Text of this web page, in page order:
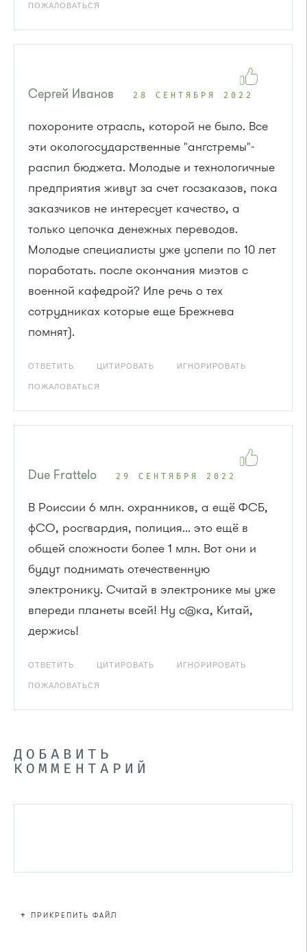
ПОЖАЛОВАТЬСЯ
Сергей Иванов 28 СЕНТЯБРЯ 2022
похороните отрасль, которой не было. Все
эти окологосударственные "ангстремы"-
распил бюджета. Молодые и технологичные
предприятия живут за счет госзаказов, пока
заказчиков не интересует качество, а
только цепочка денежных переводов.
Молодые специалисты уже успели по 10 лет
поработать. после окончания миэтов с
военной кафедрой? Иле речь о тех
сотрудниках которые еще Брежнева
помнят).
ОТВЕТИТЬ ЦИТИРОВАТЬ ИГНОРИРОВАТЬ
ПОЖАЛОВАТЬСЯ
Due Frattelo 29 СЕНТЯБРЯ 2022
В Роиссии 6 млн. охранников, а ещё ФСБ,
фСО, росгвардия, полиция... это ещё в
общей сложности более 1 млн. Вот они и
будут поднимать отечественную
электронику. Считай в электронике мы уже
впереди планеты всей! Ну с@ка, Китай,
держись!
ОТВЕТИТЬ ЦИТИРОВАТЬ ИГНОРИРОВАТЬ
ПОЖАЛОВАТЬСЯ
ДОБАВИТЬ
КОММЕНТАРИЙ
+ ПРИКРЕПИТЬ ФАЙЛ